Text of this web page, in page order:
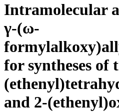
Intramolecular
γ-(ω-
for syntheses of
and 2-